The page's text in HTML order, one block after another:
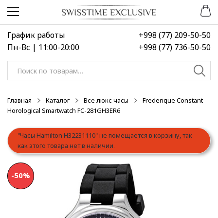
Перейти
навигации
Перейти
содержимому
График работы
Пн-Вс | 11:00-20:00
+998 (77) 209-50-50
+998 (77) 736-50-50
Искать:
Главная Каталог Все люкс часы
Frederique Constant
Horological Smartwatch FC-281GH3ER6
"Часы Hamilton H32231110" не помещается в корзину, так
как этого товара нет в наличии.
-50%